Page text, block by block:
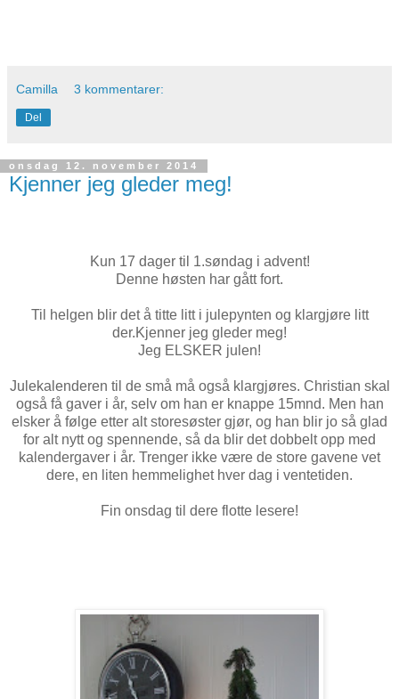
Camilla 3 kommentarer:
Del
onsdag 12. november 2014
Kjenner jeg gleder meg!
Kun 17 dager til 1.søndag i advent!
Denne høsten har gått fort.
Til helgen blir det å titte litt i julepynten og klargjøre litt
der.Kjenner jeg gleder meg!
Jeg ELSKER julen!
Julekalenderen til de små må også klargjøres. Christian skal
også få gaver i år, selv om han er knappe 15mnd. Men han
elsker å følge etter alt storesøster gjør, og han blir jo så glad
for alt nytt og spennende, så da blir det dobbelt opp med
kalendergaver i år. Trenger ikke være de store gavene vet
dere, en liten hemmelighet hver dag i ventetiden.
Fin onsdag til dere flotte lesere!